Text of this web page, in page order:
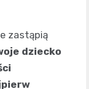
zastąpią
dziecko